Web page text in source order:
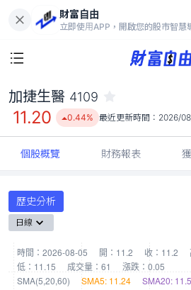
財富自由
立即使用APP，開啟您的股市智慧
11.20
0.44%
加捷生醫 4109
11.20 0.44% 最近更新時間： 2026/
個股概覽 財務報表
歷史分析
日線